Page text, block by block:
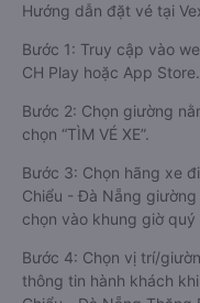
Hướng dẫn đặt vé tại
Bước 1: Truy cập vào
CH Play hoặc App Store.
Bước 2: Chọn giường
chọn “TÌM VÉ XE”.
Bước 3: Chọn hãng xe
Chiểu - Đà Nẵng
chọn vào khung giờ
Bước 4: Chọn vị trí/
thông tin hành khách